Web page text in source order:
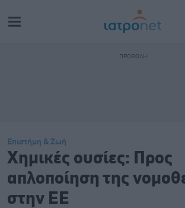
Επιστήμη & Ζωή
Χημικές ουσίες: Προς
απλοποίηση της
στην ΕΕ